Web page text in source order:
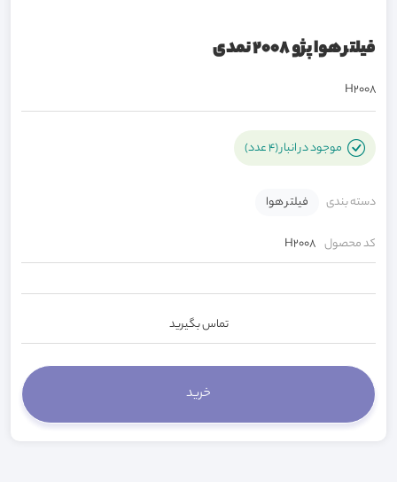
فیلتر هوا پژو 2008 نمدی
H2008
موجود در انبار (4 عدد)
دسته بندی فیلتر هوا
کد محصول H2008
تماس بگیرید